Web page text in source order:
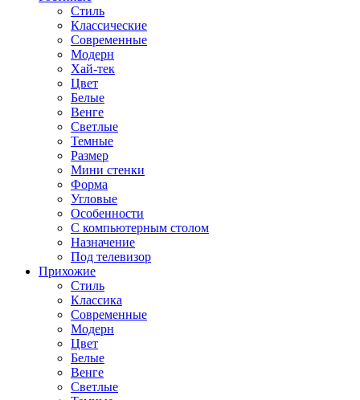
Стиль
Классические
Современные
Модерн
Хай-тек
Цвет
Белые
Венге
Светлые
Темные
Размер
Мини стенки
Форма
Угловые
Особенности
С компьютерным столом
Назначение
Под телевизор
Прихожие
Стиль
Классика
Современные
Модерн
Цвет
Белые
Венге
Светлые